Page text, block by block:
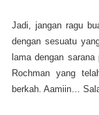
Jadi, jangan ragu
dengan sesuatu
lama dengan sarana
Rochman yang
berkah. Aamiin…